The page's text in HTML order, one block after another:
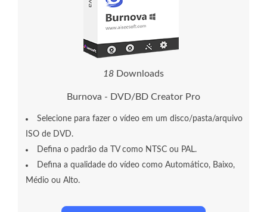
21 Downloads
Burnova - DVD/BD Creator Pro
Selecione para fazer o vídeo em um disco/pasta/arquivo
ISO de DVD.
Defina o padrão da TV como NTSC ou PAL.
Defina a qualidade do vídeo como Automático, Baixo,
Médio ou Alto.